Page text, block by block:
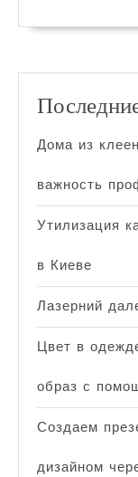
Дома из
важность
Утилизация
в Киеве
Лазерний
Цвет в
образ с
Создаем
дизайном